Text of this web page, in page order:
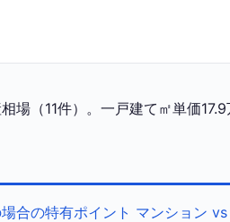
（11件）。一戸建て㎡単価17.9
合の特有ポイント マンション